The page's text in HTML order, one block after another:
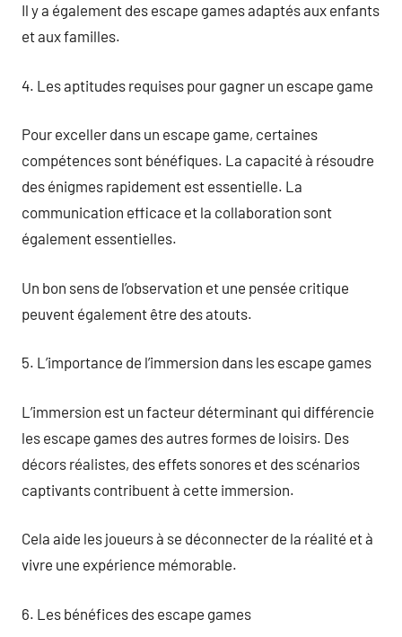
Il y a également des escape games adaptés aux enfants
et aux familles.
4. Les aptitudes requises pour gagner un escape game
Pour exceller dans un escape game, certaines
compétences sont bénéfiques. La capacité à résoudre
des énigmes rapidement est essentielle. La
communication efficace et la collaboration sont
également essentielles.
Un bon sens de l’observation et une pensée critique
peuvent également être des atouts.
5. L’importance de l’immersion dans les escape games
L’immersion est un facteur déterminant qui différencie
les escape games des autres formes de loisirs. Des
décors réalistes, des effets sonores et des scénarios
captivants contribuent à cette immersion.
Cela aide les joueurs à se déconnecter de la réalité et à
vivre une expérience mémorable.
6. Les bénéfices des escape games